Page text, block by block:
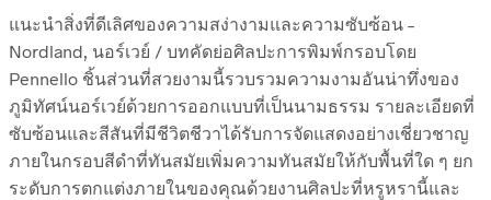
แนะนำสิ่งที่ดีเลิศของความสง่างามและความซับซ้อน –
Nordland, นอร์เวย์ / บทคัดย่อศิลปะการพิมพ์กรอบโดย
Pennello ชิ้นส่วนที่สวยงามนี้รวบรวมความงามอันน่าทึ่งของ
ภูมิทัศน์นอร์เวย์ด้วยการออกแบบที่เป็นนามธรรม รายละเอียดที่
ซับซ้อนและสีสันที่มีชีวิตชีวาได้รับการจัดแสดงอย่างเชี่ยวชาญ
ภายในกรอบสีดำที่ทันสมัยเพิ่มความทันสมัยให้กับพื้นที่ใด ๆ ยก
ระดับการตกแต่งภายในของคุณด้วยงานศิลปะที่หรูหรานี้และ